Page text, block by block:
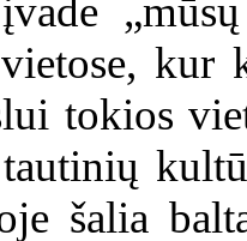
kur
tokios
šalia